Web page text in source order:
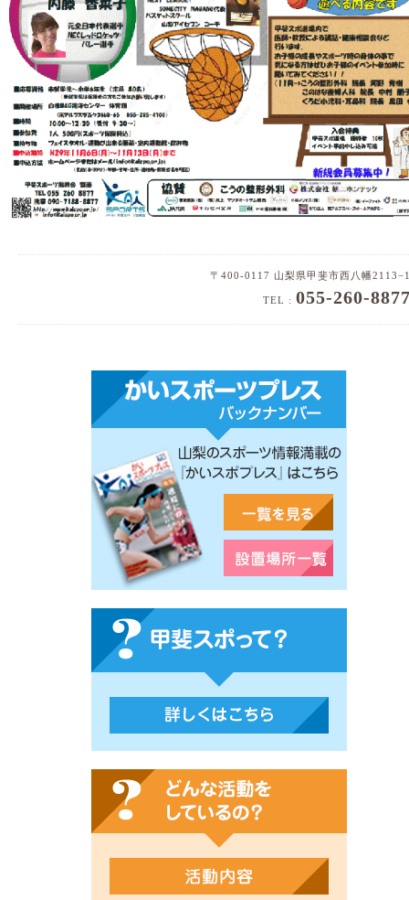
〒400-0117 山梨県甲斐市西八幡
TEL : 055-260-